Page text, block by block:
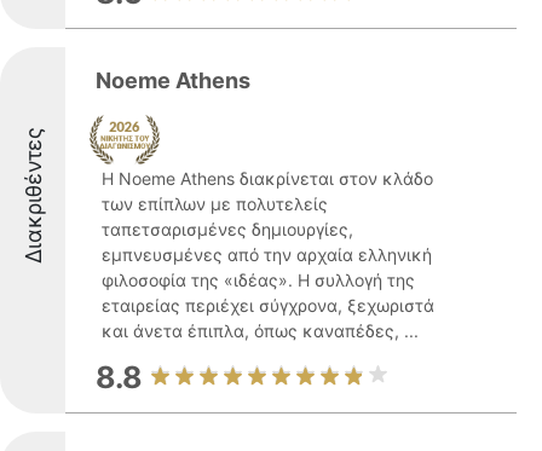
Διακριθέντες
Noeme Athens
Η Noeme Athens διακρίνεται στον κλάδο
των επίπλων με πολυτελείς
ταπετσαρισμένες δημιουργίες,
εμπνευσμένες από την αρχαία ελληνική
φιλοσοφία της «ιδέας». Η συλλογή της
εταιρείας περιέχει σύγχρονα, ξεχωριστά
και άνετα έπιπλα, όπως καναπέδες, ...
8.8